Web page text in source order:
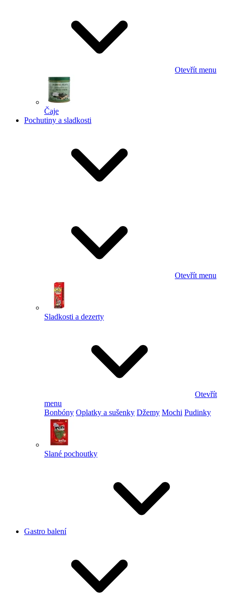
Otevřít menu
Čaje
Pochutiny a sladkosti
Otevřít menu
Sladkosti a dezerty
Otevřít
menu
Bonbóny Oplatky a sušenky Džemy Mochi Pudinky
Slané pochoutky
Gastro balení